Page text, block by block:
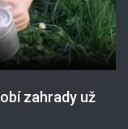
zahrady už